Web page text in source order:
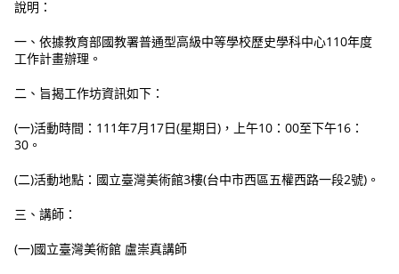
說明：
一、依據教育部國教署普通型高級中等學校歷史學科中心110年度
工作計畫辦理。
二、旨揭工作坊資訊如下：
(一)活動時間：111年7月17日(星期日)，上午10：00至下午16：
30。
(二)活動地點：國立臺灣美術館3樓(台中市西區五權西路一段2號)。
三、講師：
(一)國立臺灣美術館 盧崇真講師